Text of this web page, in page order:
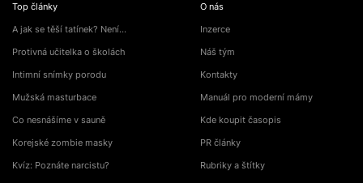
Top články
A jak se těší tatínek? Není…
Protivná učitelka o školách
Intimní snímky porodu
Mužská masturbace
Co nesnášíme v sauně
Korejské zombie masky
Kvíz: Poznáte narcistu?
O nás
Inzerce
Náš tým
Kontakty
Manuál pro moderní mámy
Kde koupit časopis
PR články
Rubriky a štítky